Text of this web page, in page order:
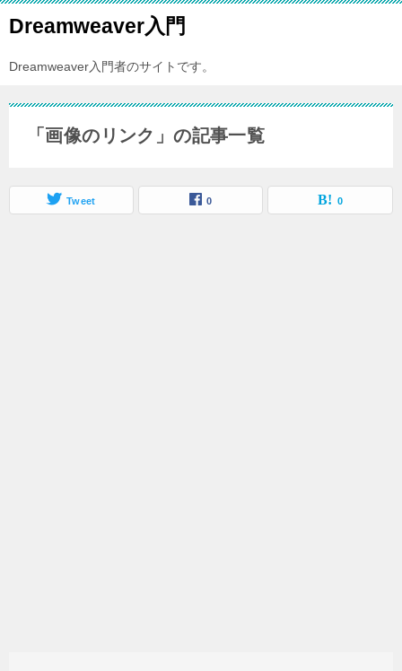
Dreamweaver入門
Dreamweaver入門者のサイトです。
「画像のリンク」の記事一覧
Tweet 0 0